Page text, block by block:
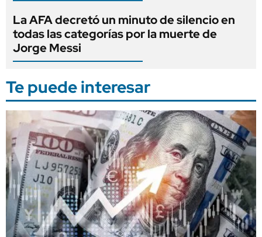
La AFA decretó un minuto de silencio en
todas las categorías por la muerte de
Jorge Messi
Te puede interesar